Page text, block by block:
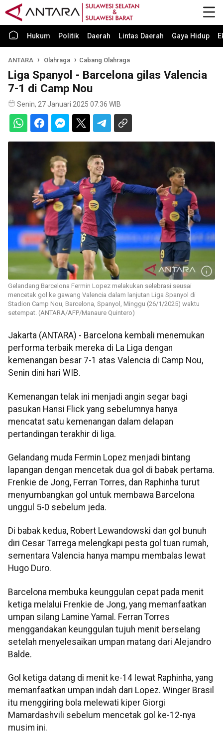
Hukum Politik Daerah Lintas Daerah Gaya Hidup
ANTARA Olahraga Cabang Olahraga
Liga Spanyol - Barcelona gilas Valencia
7-1 di Camp Nou
Senin, 27 Januari 2025 07:36 WIB
Gelandang Barcelona Fermin Lopez melakukan selebrasi seusai
mencetak gol ke gawang Valencia dalam lanjutan Liga Spanyol di
Stadion Camp Nou, Barcelona, Spanyol, Minggu (26/1/2025) waktu
setempat. (ANTARA/AFP/Manaure Quintero)
Jakarta (ANTARA) - Barcelona kembali menemukan
performa terbaik mereka di La Liga dengan
kemenangan besar 7-1 atas Valencia di Camp Nou,
Senin dini hari WIB.
Kemenangan telak ini menjadi angin segar bagi
pasukan Hansi Flick yang sebelumnya hanya
mencatat satu kemenangan dalam delapan
pertandingan terakhir di liga.
Gelandang muda Fermin Lopez menjadi bintang
lapangan dengan mencetak dua gol di babak pertama.
Frenkie de Jong, Ferran Torres, dan Raphinha turut
menyumbangkan gol untuk membawa Barcelona
unggul 5-0 sebelum jeda.
Di babak kedua, Robert Lewandowski dan gol bunuh
diri Cesar Tarrega melengkapi pesta gol tuan rumah,
sementara Valencia hanya mampu membalas lewat
Hugo Duro.
Barcelona membuka keunggulan cepat pada menit
ketiga melalui Frenkie de Jong, yang memanfaatkan
umpan silang Lamine Yamal. Ferran Torres
menggandakan keunggulan tujuh menit berselang
setelah menyelesaikan umpan matang dari Alejandro
Balde.
Gol ketiga datang di menit ke-14 lewat Raphinha, yang
memanfaatkan umpan indah dari Lopez. Winger Brasil
itu menggiring bola melewati kiper Giorgi
Mamardashvili sebelum mencetak gol ke-12-nya
musim ini.